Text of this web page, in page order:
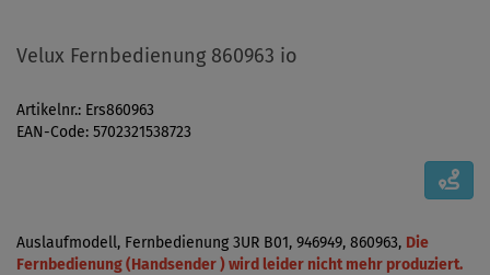
Velux Fernbedienung 860963 io
Artikelnr.: Ers860963
EAN-Code: 5702321538723
Auslaufmodell, Fernbedienung 3UR B01, 946949, 860963, Die
Fernbedienung (Handsender ) wird leider nicht mehr produziert.